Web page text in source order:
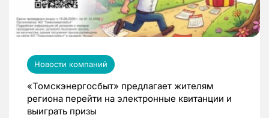
Новости компаний
«Томскэнергосбыт» предлагает жителям
региона перейти на электронные квитанции и
выиграть призы